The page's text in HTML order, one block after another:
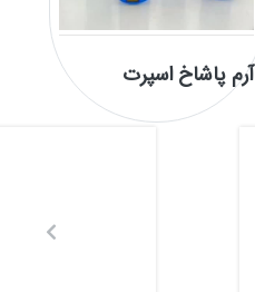
آرم پاشاخ اسپرت